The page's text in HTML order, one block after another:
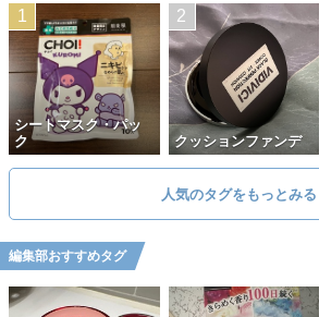
シートマスク・パッ
ク
クッションファンデ
人気のタグをもっとみる
編集部おすすめタグ